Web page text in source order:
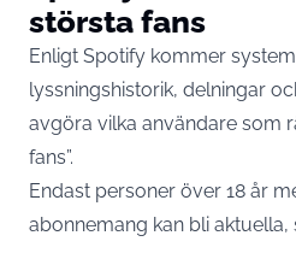
största fans
Enligt Spotify kommer
lyssningshistorik, delningar
avgöra vilka användare som
fans”.
Endast personer över 18 år
abonnemang kan bli aktuella,